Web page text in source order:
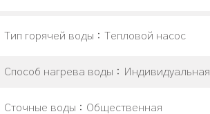
Тип горячей воды Тепловой насос
Способ нагрева воды Индивидуальная
Сточные воды
Общественная